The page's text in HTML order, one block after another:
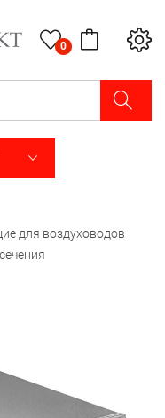
0
для воздуховодов